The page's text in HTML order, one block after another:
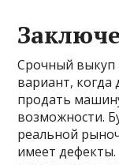
Срочный выкуп
вариант,
продать
возможности.
реальной
имеет